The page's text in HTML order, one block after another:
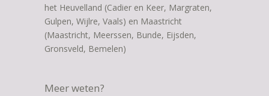
het Heuvelland (Cadier en Keer, Margraten,
Gulpen, Wijlre, Vaals) en Maastricht
(Maastricht, Meerssen, Bunde, Eijsden,
Gronsveld, Bemelen)
Meer weten?